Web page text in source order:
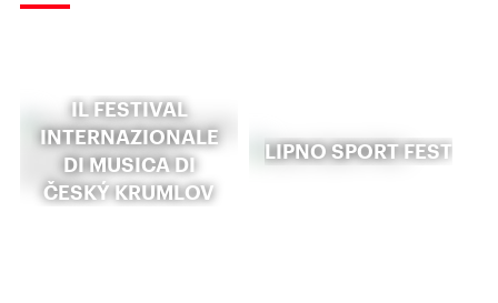
IL FESTIVAL
INTERNAZIONALE
DI MUSICA DI
ČESKÝ KRUMLOV
LIPNO SPORT FEST